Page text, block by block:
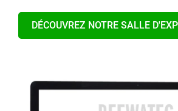
DÉCOUVREZ NOTRE SALLE